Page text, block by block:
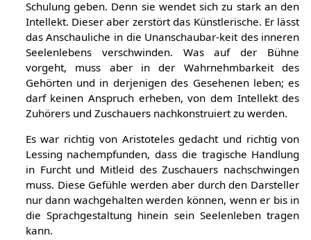
Die Ideenempfindung kann keine kunstgemässe
Schulung geben. Denn sie wendet sich zu stark an den
Intellekt. Dieser aber zerstört das Künstlerische. Er lässt
das Anschauliche in die Unanschaubar-keit des inneren
Seelenlebens verschwinden. Was auf der Bühne
vorgeht, muss aber in der Wahrnehmbarkeit des
Gehörten und in derjenigen des Gesehenen leben; es
darf keinen Anspruch erheben, von dem Intellekt des
Es war richtig von Aristoteles gedacht und richtig von
Lessing nachempfunden, dass die tragische Handlung
in Furcht und Mitleid des Zuschauers nachschwingen
muss. Diese Gefühle werden aber durch den Darsteller
nur dann wachgehalten werden können, wenn er bis in
die Sprachgestaltung hinein sein Seelenleben tragen